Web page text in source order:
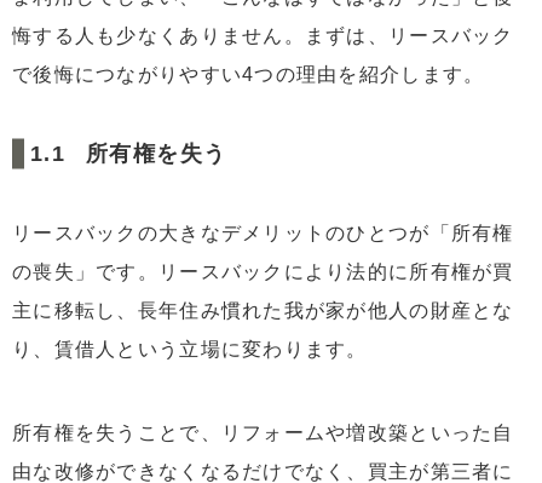
3.3 許可なく別の業者に売却された
3.4リースバック会社が倒産した
4.1更新を拒否され退去させられた
5リースバックでの後悔を防ぐ対策
5.4買い戻し条件は契約書に明記する
悔する人も少なくありません。まずは、リースバック
で後悔につながりやすい4つの理由を紹介します。
所有権を失う
リースバックの大きなデメリットのひとつが「所有権
の喪失」です。リースバックにより法的に所有権が買
主に移転し、長年住み慣れた我が家が他人の財産とな
り、賃借人という立場に変わります。
所有権を失うことで、リフォームや増改築といった自
由な改修ができなくなるだけでなく、買主が第三者に